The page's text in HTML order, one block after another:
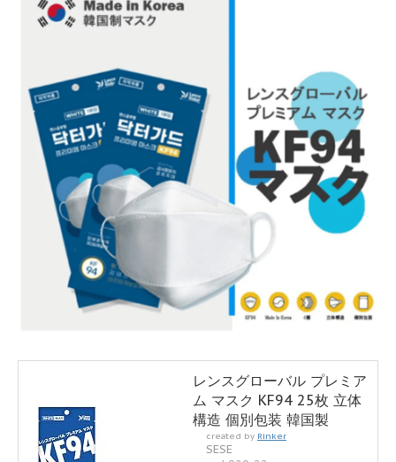
レンスグローバル プレミア
ム マスク KF94 25枚 立体
構造 個別包装 韓国製
created by Rinker
SESE